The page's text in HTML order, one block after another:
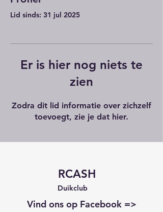
Lid sinds: 31 jul 2025
Er is hier nog niets te
zien
Zodra dit lid informatie over zichzelf
toevoegt, zie je dat hier.
RCASH
Duikclub
Vind ons op Facebook =>